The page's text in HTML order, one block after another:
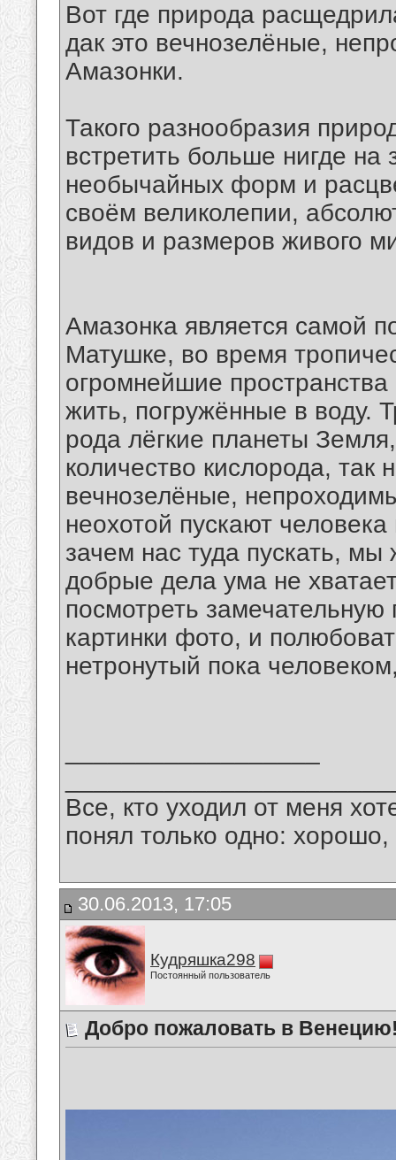
Вот где природа
дак это вечнозелёные,
Амазонки.
Такого разнообразия
встретить больше нигде
необычайных форм и
своём великолепии,
видов и размеров живого
Амазонка является самой
Матушке, во время
огромнейшие
жить, погружённые в воду.
рода лёгкие планеты
количество кислорода,
вечнозелёные,
неохотой пускают
зачем нас туда пускать,
добрые дела ума не
посмотреть
картинки фото, и
нетронутый пока
Все, кто уходил от меня
понял только одно:
30.06.2013, 17:05
Кудряшка298
Постоянный пользователь
Добро пожаловать в